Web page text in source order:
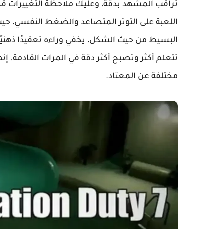
تراقب المشهد بدقة، وعليك ملاحظة التغييرات
اللعبة على التوتر المتصاعد والضغط
البسيط من حيث الشكل، يخفي وراءه تعقيدًا
تتعلم أكثر وتصبح أكثر دقة في المرات القادمة.
مختلفة عن المعتاد.